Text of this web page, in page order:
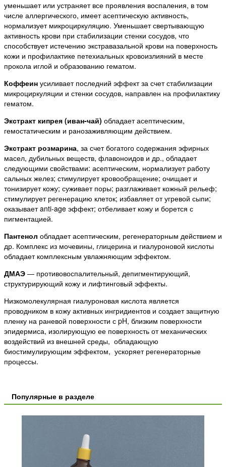
уменьшает или устраняет все проявления воспаления, в том
числе аллергического, имеет асептическую активность,
нормализует микроциркуляцию. Уменьшает свертывающую
активность крови при стабилизации стенки сосудов, что
способствует истечению экстравазальной крови на поверхность
кожи и профилактике петехиальных кровоизлияний в месте
прокола иглой и образованию гематом.
Коффеин усиливает последний эффект за счет стабилизации
микроциркуляции и стенки сосудов, направлен на профилактику
гематом.
Экстракт кипрея (иван-чай) обладает асептическим,
гемостатическим и ранозаживляющим действием.
Экстракт розмарина, за счет богатого содержания эфирных
масел, дубильных веществ, флавоноидов и др., обладает
следующими свойствами: асептическим, нормализует работу
сальных желез; стимулирует кровообращение; очищает и
тонизирует кожу; суживает поры; разглаживает кожный рельеф;
стимулирует регенерацию клеток; избавляет от угревой сыпи;
оказывает anti-age эффект; отбеливает кожу и борется с
пигментацией.
Пантенол обладает асептическим, регенераторным действием и
др. Комплекс из мочевины, глицерина и гиалуроновой кислоты
обладает комплексным увлажняющим эффектом.
ДМАЭ ― противовоспалительный, депигментирующий,
структурирующий кожу и лифтинговый эффекты.
Низкомолекулярная гиалуроновая кислота является
проводником в кожу активных ингридиентов и создает защитную
пленку на раневой поверхности с pH, близким поверхности
эпидермиса, изолирующую ее поверхность от механических
воздействий из внешней среды, обладающую
биостимулирующим эффектом, ускоряет регенераторные
процессы.
Популярные в разделе